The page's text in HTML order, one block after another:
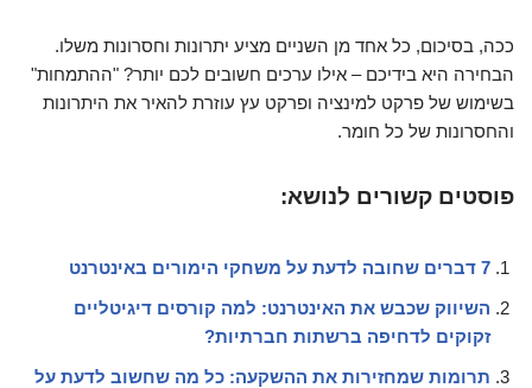
ככה, בסיכום, כל אחד מן השניים מציע יתרונות וחסרונות משלו.
הבחירה היא בידיכם – אילו ערכים חשובים לכם יותר? "ההתמחות"
בשימוש של פרקט למינציה ופרקט עץ עוזרת להאיר את היתרונות
והחסרונות של כל חומר.
פוסטים קשורים לנושא:
7 דברים שחובה לדעת על משחקי הימורים באינטרנט
השיווק שכבש את האינטרנט: למה קורסים דיגיטליים
זקוקים לדחיפה ברשתות חברתיות?
תרומות שמחזירות את ההשקעה: כל מה שחשוב לדעת על